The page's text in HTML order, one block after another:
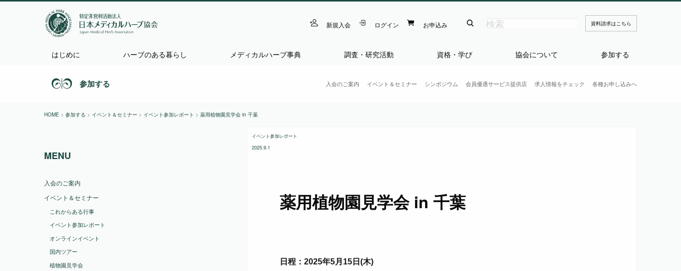
新規入会 ログイン お申込み 資料請求はこちら
はじめに ハーブのある暮らし メディカルハーブ事典 調査・研究活動 資格・学び 協会について 参加する
参加する 入会のご案内 イベント＆セミナー シンポジウム 会員優遇サービス提供店 求人情報をチェック 各種お申し込みへ
HOME > 参加する > イベント＆セミナー > イベント参加レポート > 薬用植物園見学会 in 千葉
イベント参加レポート
2025.9.1
薬用植物園見学会 in 千葉
日程：2025年5月15日(木)
MENU
入会のご案内
イベント＆セミナー
これからある行事
イベント参加レポート
オンラインイベント
国内ツアー
植物園見学会